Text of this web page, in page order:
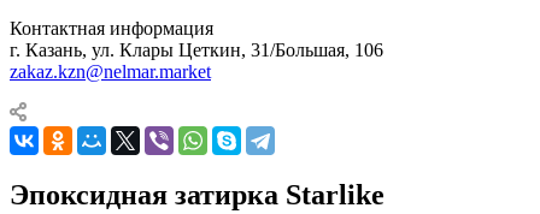
Контактная информация
г. Казань, ул. Клары Цеткин, 31/Большая, 106
zakaz.kzn@nelmar.market
Эпоксидная затирка Starlike